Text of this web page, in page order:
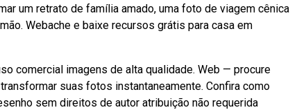
um retrato de família amado, uma foto de viagem cênica
Webache e baixe recursos grátis para casa em
comercial imagens de alta qualidade. Web — procure
suas fotos instantaneamente. Confira como
sem direitos de autor atribuição não requerida